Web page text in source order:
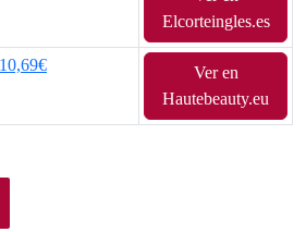
r
c
i
Elcorteingles.es
Ver en
Hautebeauty.eu